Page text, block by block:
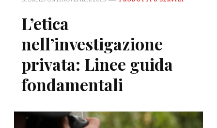
L’etica
nell’investigazione
privata: Linee guida
fondamentali